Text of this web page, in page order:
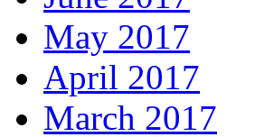
May 2017
April 2017
March 2017